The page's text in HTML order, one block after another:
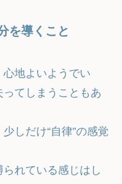
を導くこと
地よいようでい
てしまうこともあ
しだけ“自律”の感覚
れている感じはし